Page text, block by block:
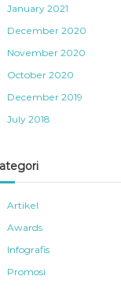
January 2021
December 2020
November 2020
October 2020
December 2019
July 2018
Artikel
Awards
Infografis
Promosi